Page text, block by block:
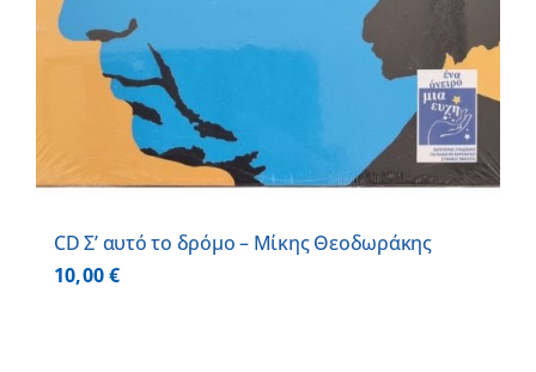
CD Σ’ αυτό το δρόμο – Μίκης Θεοδωράκης
10,00€